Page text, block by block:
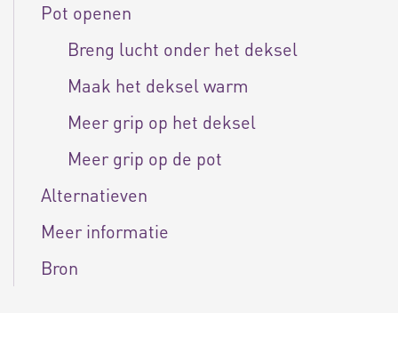
Pot openen
Breng lucht onder het deksel
Maak het deksel warm
Meer grip op het deksel
Meer grip op de pot
Alternatieven
Meer informatie
Bron